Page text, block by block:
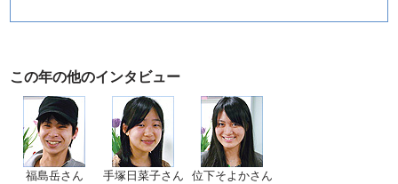
この年の他のインタビュー
福島岳さん 手塚日菜子さん 位下そよかさん